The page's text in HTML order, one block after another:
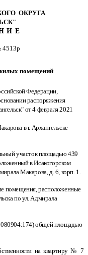
ОКРУГА
4513р
помещений
Федерации,
распоряжения
от 4 февраля 2021
в г. Архангельске
участок площадью 439
в Исакогорском
Макарова, д. 6, корп. 1.
помещения, расположенные
по ул. Адмирала
общей площадью
на квартиру № 7